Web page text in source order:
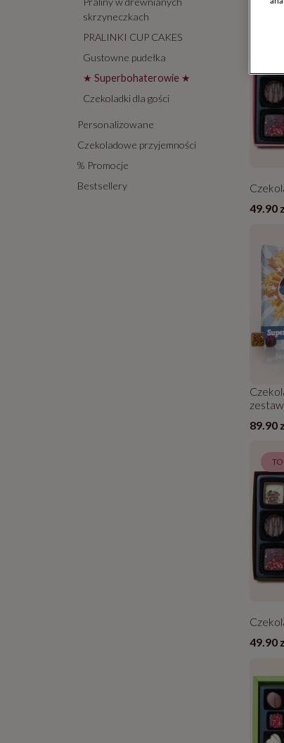
skrzyneczkach
PRALINKI CUP CAKES
Gustowne pudełka
★​ Superbohaterowie ★​
Czekoladki dla gości
Personalizowane
Czekoladowe przyjemności
% Promocje
Bestsellery
49.90
89.90
49.90